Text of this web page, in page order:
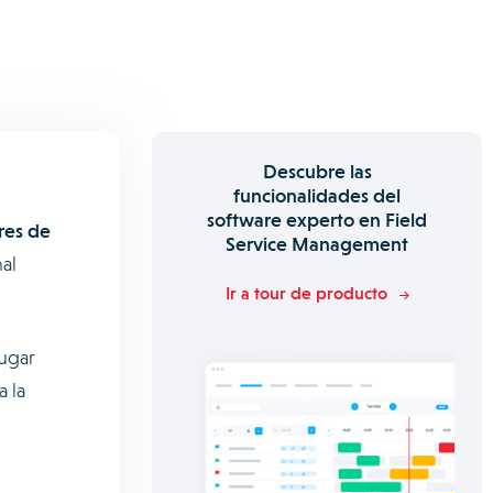
de
la
Descubre las
funcionalidades del
software experto en Field
Service Management
Ir a tour de producto